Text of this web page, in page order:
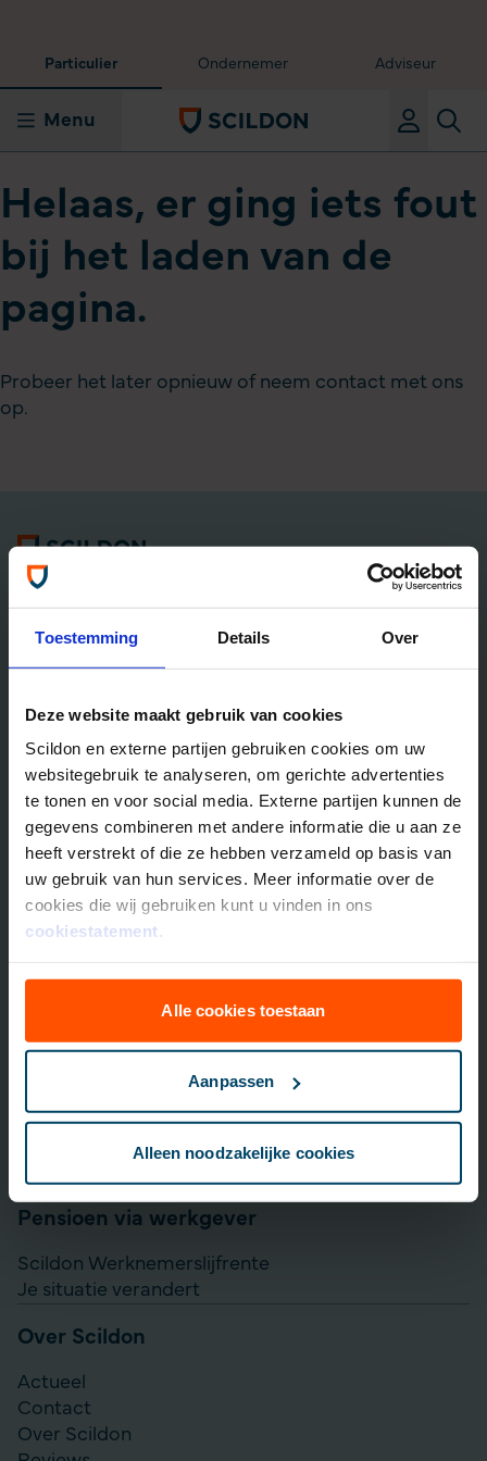
Toestemming Details Over
Deze website maakt gebruik van cookies
Scildon en externe partijen gebruiken cookies om uw
websitegebruik te analyseren, om gerichte advertenties
te tonen en voor social media. Externe partijen kunnen de
gegevens combineren met andere informatie die u aan ze
heeft verstrekt of die ze hebben verzameld op basis van
uw gebruik van hun services. Meer informatie over de
cookies die wij gebruiken kunt u vinden in ons
cookiestatement.
Alle cookies toestaan
Aanpassen
Alleen noodzakelijke cookies
Particulier Ondernemer Adviseur
Menu
Helaas, er ging iets fout
bij het laden van de
pagina.
Probeer het later opnieuw of neem contact met ons
op.
Algemene informatie
Scildon Lifestyle ORV
Lifestyle Hypotheek ORV
Lifestyle Stoppen met Roken ORV
Scildon Huur ORV
Scildon Compagnonsverzekering
Beleggen
Vergelijk beleggingsfondsen
Lijfrente opbouwen
Particulier Pensioen Plan
Scildon Easy B
Direct Ingaande Lijfrente
Pensioen via werkgever
Scildon Werknemerslijfrente
Je situatie verandert
Over Scildon
Actueel
Contact
Over Scildon